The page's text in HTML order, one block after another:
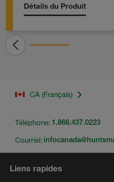
Détails du Produit
CA (Français)
Téléphone: 1.866.437.0223
Courriel:
Liens rapides